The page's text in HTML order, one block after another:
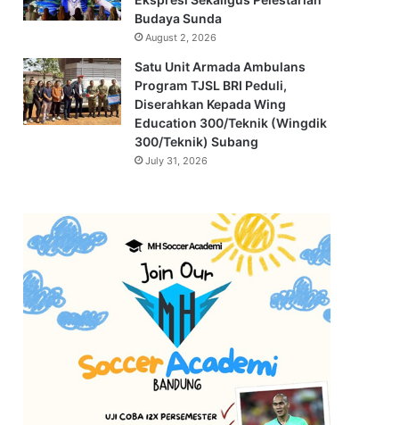
Budaya Sunda
August 2, 2026
Satu Unit Armada Ambulans
Program TJSL BRI Peduli,
Diserahkan Kepada Wing
Education 300/Teknik (Wingdik
300/Teknik) Subang
July 31, 2026